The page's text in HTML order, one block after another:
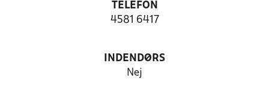
TELEFON
4581 6417
INDENDØRS
Nej